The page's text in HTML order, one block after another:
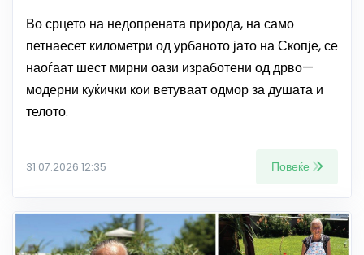
Во срцето на недопрената природа, на само
петнаесет километри од урбаното јато на Скопје, се
наоѓаат шест мирни оази изработени од дрво—
модерни куќички кои ветуваат одмор за душата и
телото.
31.07.2026 12:35 Повеќе